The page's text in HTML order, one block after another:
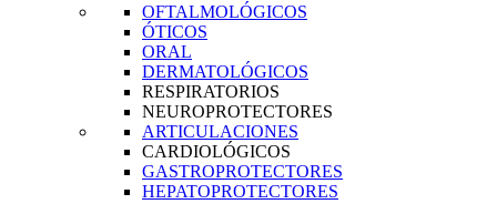
OFTALMOLÓGICOS
ÓTICOS
ORAL
DERMATOLÓGICOS
RESPIRATORIOS
NEUROPROTECTORES
ARTICULACIONES
CARDIOLÓGICOS
GASTROPROTECTORES
HEPATOPROTECTORES